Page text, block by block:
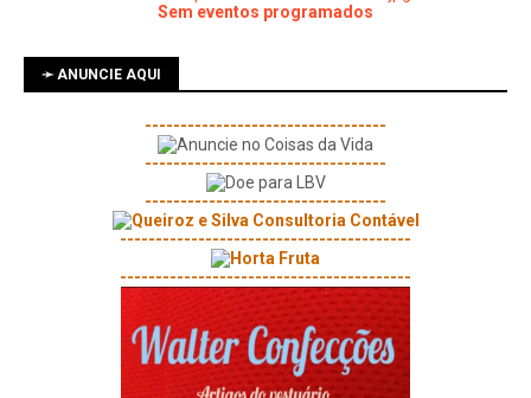
Sem eventos programados
➛ ANUNCIE AQUI
----------------------------------
----------------------------------
----------------------------------
-----------------------------------------
-----------------------------------------